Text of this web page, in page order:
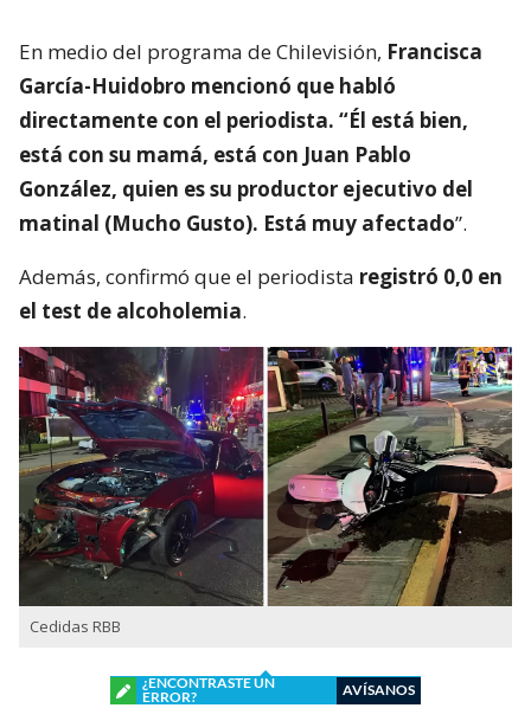
En medio del programa de Chilevisión, Francisca
García-Huidobro mencionó que habló
directamente con el periodista. “Él está bien,
está con su mamá, está con Juan Pablo
González, quien es su productor ejecutivo del
matinal (Mucho Gusto). Está muy afectado”.
Además, confirmó que el periodista registró 0,0 en
el test de alcoholemia.
Cedidas RBB
¿ENCONTRASTE UN
ERROR?
AVÍSANOS